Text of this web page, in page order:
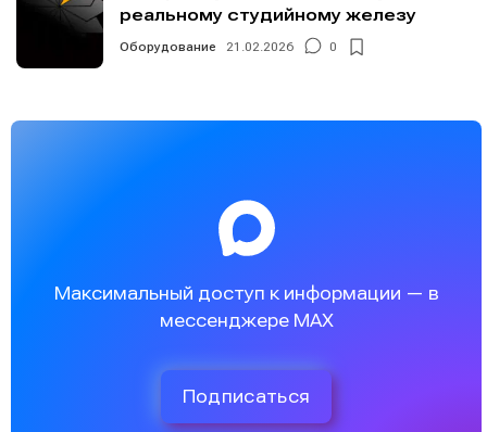
реальному студийному железу
Оборудование 21.02.2026 0
Максимальный доступ к информации — в
мессенджере MAX
Подписаться